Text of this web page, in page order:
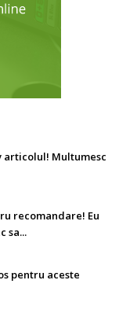
articolul! Multumesc
recomandare! Eu
sa...
pentru aceste